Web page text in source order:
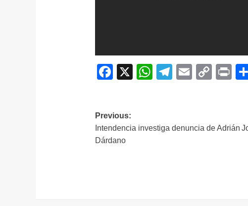
Facebook
X WhatsApp
Telegram
EmailCopy
Navegación
de
Previous:
Intendencia investiga denuncia de Adrián
Dárdano